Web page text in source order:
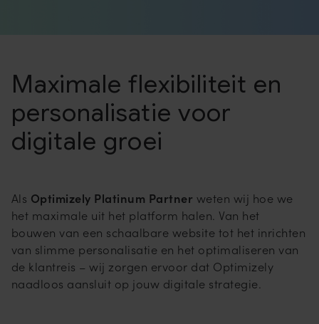
Maximale flexibiliteit en
personalisatie voor
digitale groei
Als Optimizely Platinum Partner weten wij hoe we
het maximale uit het platform halen. Van het
bouwen van een schaalbare website tot het inrichten
van slimme personalisatie en het optimaliseren van
de klantreis – wij zorgen ervoor dat Optimizely
naadloos aansluit op jouw digitale strategie.